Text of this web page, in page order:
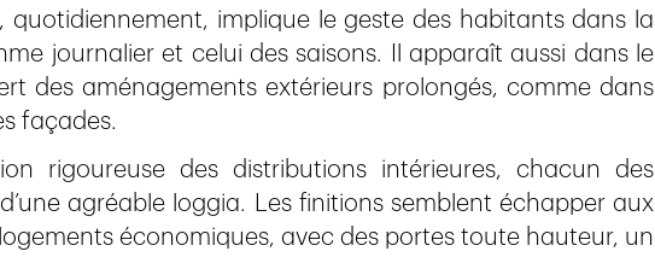
quotidiennement, implique le geste des habitants dans la
journalier et celui des saisons. Il apparaît aussi dans le
des aménagements extérieurs prolongés, comme dans
façades.
rigoureuse des distributions intérieures, chacun des
agréable loggia. Les finitions semblent échapper aux
économiques, avec des portes toute hauteur, un